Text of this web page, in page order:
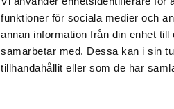
funktioner för sociala medier och
annan information från din enhet
samarbetar med. Dessa kan i sin
tillhandahållit eller som de har